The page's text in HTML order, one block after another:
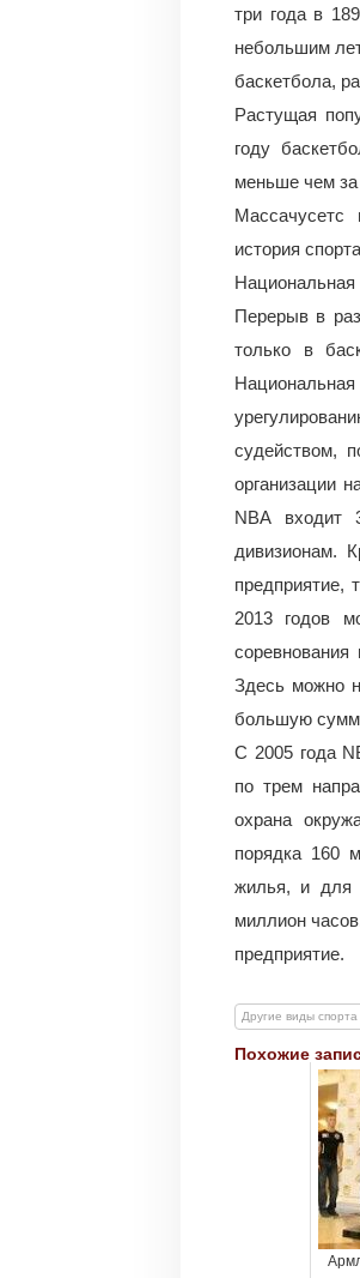
три года в
небольшим
баскетбола,
Растущая
году
меньше чем за
история
Национальная
Перерыв в
только в
судейством,
организации
NBA входит
дивизионам.
предприятие,
2013 годов
Здесь можно
большую
C 2005 года
по трем
охрана
порядка 160
жилья, и для
миллион
предприятие.
Другие виды спорта
Похожие